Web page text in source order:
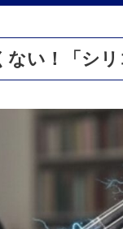
ない！「シ